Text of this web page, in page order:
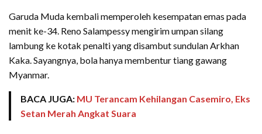
Garuda Muda kembali memperoleh kesempatan emas pada
menit ke-34. Reno Salampessy mengirim umpan silang
lambung ke kotak penalti yang disambut sundulan Arkhan
Kaka. Sayangnya, bola hanya membentur tiang gawang
Myanmar.
BACA JUGA: MU Terancam Kehilangan Casemiro, Eks
Setan Merah Angkat Suara